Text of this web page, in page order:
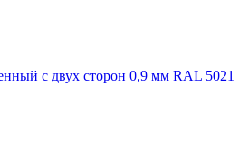
с двух сторон 0,9 мм RAL 5021